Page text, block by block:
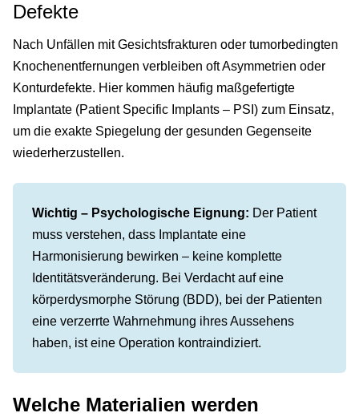
Defekte
Nach Unfällen mit Gesichtsfrakturen oder tumorbedingten
Knochenentfernungen verbleiben oft Asymmetrien oder
Konturdefekte. Hier kommen häufig maßgefertigte
Implantate (Patient Specific Implants – PSI) zum Einsatz,
um die exakte Spiegelung der gesunden Gegenseite
wiederherzustellen.
Wichtig – Psychologische Eignung: Der Patient
muss verstehen, dass Implantate eine
Harmonisierung bewirken – keine komplette
Identitätsveränderung. Bei Verdacht auf eine
körperdysmorphe Störung (BDD), bei der Patienten
eine verzerrte Wahrnehmung ihres Aussehens
haben, ist eine Operation kontraindiziert.
Welche Materialien werden